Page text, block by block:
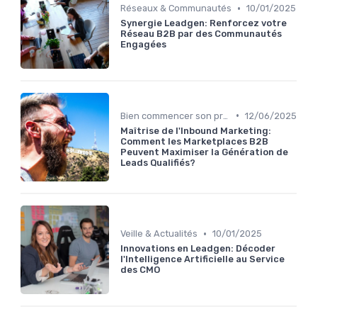
Réseaux & Communautés • 10/01/2025
Synergie Leadgen: Renforcez votre
Réseau B2B par des Communautés
Engagées
• 12/06/2025
Maîtrise de l'Inbound Marketing:
Comment les Marketplaces B2B
Peuvent Maximiser la Génération de
Leads Qualifiés?
Veille & Actualités • 10/01/2025
Innovations en Leadgen: Décoder
l'Intelligence Artificielle au Service
des CMO